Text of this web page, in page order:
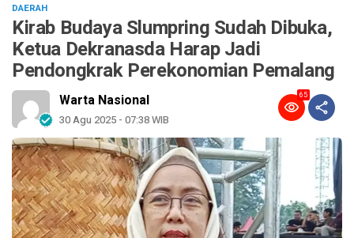
DAERAH
Kirab Budaya Slumpring Sudah Dibuka,
Ketua Dekranasda Harap Jadi
Pendongkrak Perekonomian Pemalang
Warta Nasional
30 Agu 2025 - 07:38 WIB
65